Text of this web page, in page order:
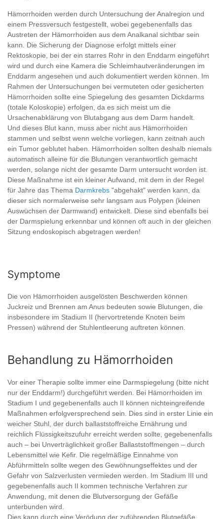
Hämorrhoiden werden durch Untersuchung der Analregion und
einem Pressversuch festgestellt, wobei gegebenenfalls das
Austreten der Hämorrhoiden aus dem Analkanal sichtbar sein
kann. Die Sicherung der Diagnose erfolgt mittels einer
Rektoskopie, bei der ein starres Rohr in den Enddarm eingeführt
wird und durch eine Kamera die Schleimhautveränderungen im
Enddarm angesehen und auch dokumentiert werden können. Im
Rahmen der Untersuchungen bei vermuteten oder gesicherten
Hämorrhoiden sollte eine Spiegelung des gesamten Dickdarms
(totale Koloskopie) erfolgen, da es sich meist um die
Ursachenabklärung von Blutabgang aus dem Darm handelt.
Und dieses Blut kann, muss aber nicht aus Hämorrhoiden
stammen und selbst wenn welche vorliegen, kann zeitnah auch
ein Tumor geblutet haben. Hämorrhoiden sollten deshalb niemals
automatisch alleine für die Blutungen verantwortlich gemacht
werden, solange nicht der gesamte Darm untersucht worden ist.
Diese Maßnahme ist ein kleiner Aufwand, mit dem in der Regel
für Jahre das Thema Darmkrebs "abgehakt" werden kann, da
dieser sich normalerweise sehr langsam aus Polypen (kleinen
Auswüchsen der Darmwand) entwickelt. Diese sind ebenfalls bei
der Darmspielung erkennbar und können oft auch in der gleichen
Sitzung endoskopisch abgetragen werden!
Symptome
Die von Hämorrhoiden ausgelösten Beschwerden können
Juckreiz und Brennen am Anus bedeuten sowie Blutungen, die
insbesondere im Stadium II (hervortretende Knoten beim
Pressen) während der Stuhlentleerung auftreten können.
Behandlung zu Hämorrhoiden
Vor einer Therapie sollte immer eine Darmspiegelung (bitte nicht
nur der Enddarm!) durchgeführt werden. Bei Hämorrhoiden im
Stadium I und gegebenenfalls auch II können nichteingreifende
Maßnahmen erfolgversprechend sein. Dies sind in erster Linie ein
weicher Stuhl, der durch ballaststoffreiche Ernährung und
reichlich Flüssigkeitszufuhr erreicht werden sollte, gegebenenfalls
auch – bei Unverträglichkeit großer Ballaststoffmengen – durch
Lebensmittel wie Kefir. Die regelmäßige Einnahme von
Abführmitteln sollte wegen des Gewöhnungseffektes und der
Gefahr von Salzverlusten vermieden werden. Im Stadium III und
gegebenenfalls auch II kommen technische Verfahren zur
Anwendung, mit denen die Blutversorgung der Gefäße
unterbunden wird.
Dies kann durch eine Verödung der zuführenden Blutgefäße